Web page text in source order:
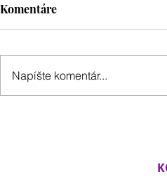
Komentáre
Napíšte komentár...